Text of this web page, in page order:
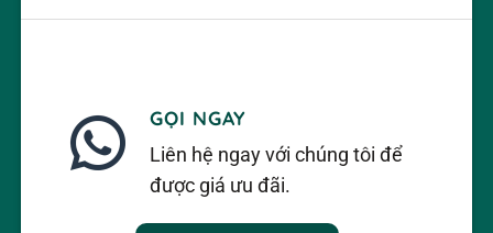
GỌI NGAY
Liên hệ ngay với chúng tôi để
được giá ưu đãi.